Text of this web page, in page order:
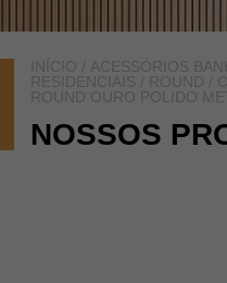
INÍCIO / ACESSÓRIOS
RESIDENCIAIS / ROUND /
ROUND OURO POLIDO
NOSSOS